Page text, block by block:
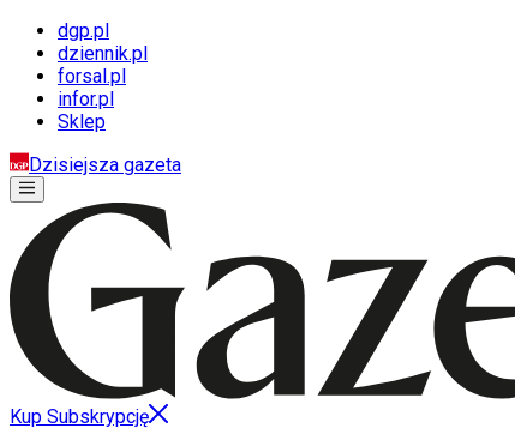
dgp.pl
dziennik.pl
forsal.pl
infor.pl
Sklep
Dzisiejsza gazeta
Kup Subskrypcję